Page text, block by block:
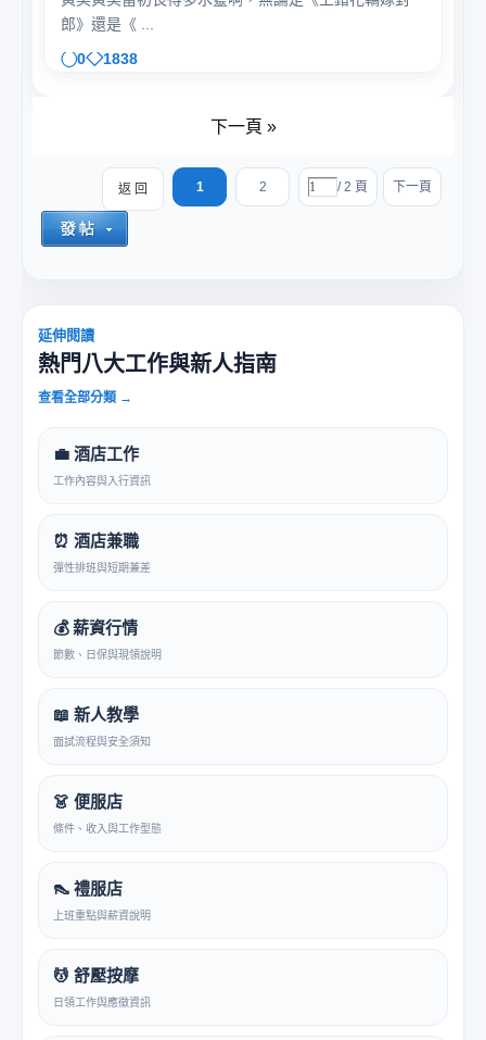
郎》還是《 ...
0
1838
下一頁 »
1 2 / 2 頁 下一頁
返 回
延伸閱讀
熱門八大工作與新人指南
查看全部分類 →
💼 酒店工作
工作內容與入行資訊
⏰ 酒店兼職
彈性排班與短期兼差
💰 薪資行情
節數、日保與現領說明
📖 新人教學
面試流程與安全須知
👗 便服店
條件、收入與工作型態
👠 禮服店
上班重點與薪資說明
💆 舒壓按摩
日領工作與應徵資訊